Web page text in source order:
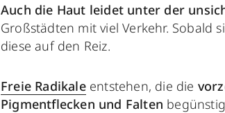
Auch die Haut leidet unter der
Großstädten mit viel Verkehr. Sobald
diese auf den Reiz.
Freie Radikaleentstehen, die die
Pigmentflecken und Falten